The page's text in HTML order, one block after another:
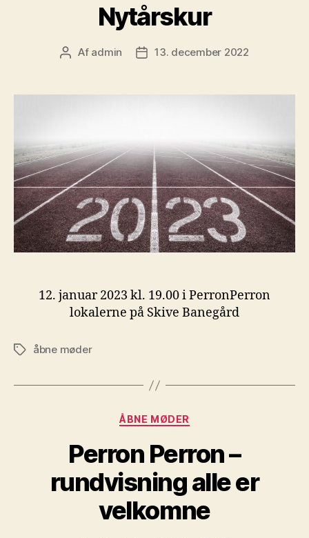
Nytårskur
Indlægsforfatter
Af admin Indlægsdato
13. december 2022
12. januar 2023 kl. 19.00 i PerronPerron
lokalerne på Skive Banegård
Tagsåbne møder
Kategorier
ÅBNE MØDER
Perron Perron –
rundvisning alle er
velkomne